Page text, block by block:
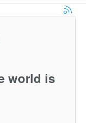
world is